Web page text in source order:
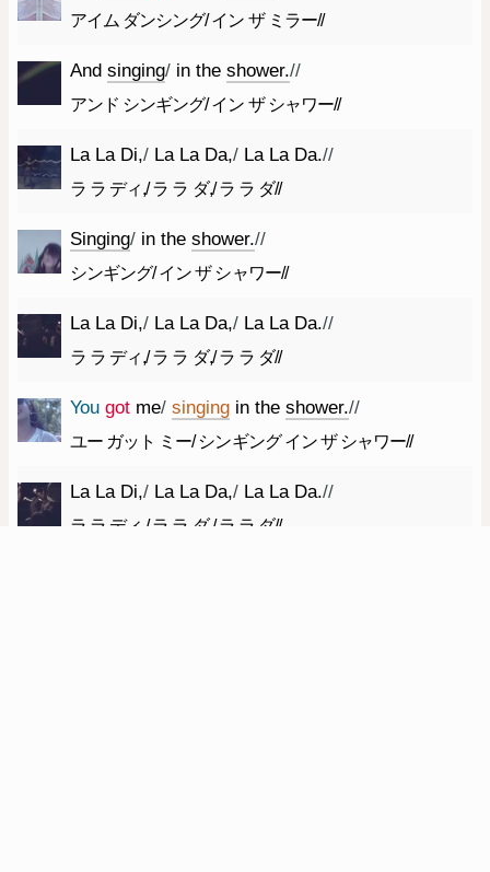
アイム ダンシング/ イン ザ ミラー//
And singing/ in the shower.//
アンド シンギング/ イン ザ シャワー//
La La Di,/ La La Da,/ La La Da.//
ラ ラ ディ,/ ラ ラ ダ,/ ラ ラ ダ//
Singing/ in the shower.//
シンギング/ イン ザ シャワー//
La La Di,/ La La Da,/ La La Da.//
ラ ラ ディ,/ ラ ラ ダ,/ ラ ラ ダ//
You got me/ singing in the shower.//
ユー ガット ミー/ シンギング イン ザ シャワー//
La La Di,/ La La Da,/ La La Da.//
ラ ラ ディ,/ ラ ラ ダ,/ ラ ラ ダ//